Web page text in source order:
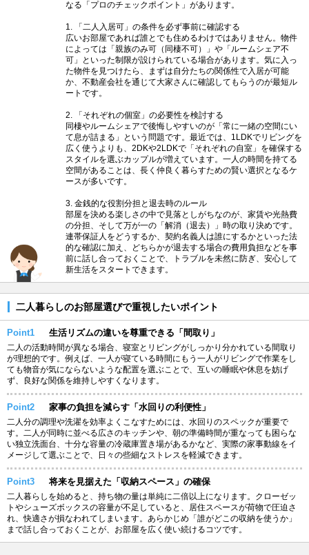
なる「プロのチェックポイント」があります。
1. 「二人入居可」の条件を必ず事前に確認する
広いお部屋であれば誰とでも住めるわけではありません。物件
によっては「親族のみ可（同棲不可）」や「ルームシェア不
可」といった制限が設けられている場合があります。気に入っ
た物件を見つけたら、まずは自分たちの関係性で入居が可能
か、不動産会社を通じて大家さんに確認してもらうのが最短ル
ートです。
2. 「それぞれの個室」の必要性を検討する
同棲やルームシェアで後悔しやすいのが「常に一緒の空間にい
て息が詰まる」という問題です。最近では、1LDKでリビングを
広く使うよりも、2DKや2LDKで「それぞれの自室」を確保する
スタイルを選ぶカップルが増えています。一人の時間を持てる
空間があることは、長く仲良く暮らすための賢い選択となるケ
ースが多いです。
3. 金銭的な役割分担と退去時のルール
部屋を決める楽しさの中で見落としがちなのが、家賃や光熱費
の分担、そして万が一の「解消（退去）」時の取り決めです。
連帯保証人をどうするか、契約名義人は誰にするかといった法
的な確認に加え、どちらかが退去する場合の費用負担などを事
前に話し合っておくことで、トラブルを未然に防ぎ、安心して
新生活をスタートできます。
二人暮らしのお部屋選びで重視したいポイント
Point1 生活リズムの違いを尊重できる「間取り」
二人の活動時間が異なる場合、寝室とリビングがしっかり分かれている間取り
が理想的です。例えば、一人が寝ている時間にもう一人がリビングで作業をし
ても物音が気にならないような配置を選ぶことで、互いの睡眠や休息を妨げ
ず、良好な関係を維持しやすくなります。
Point2 家事の負担を減らす「水回りの利便性」
二人分の調理や洗濯を効率よくこなすためには、水回りのスペックが重要で
す。二人が同時に並べる広さのキッチンや、朝の準備時間が重なっても困らな
い独立洗面台、十分な容量の冷蔵庫置き場があるかなど、実際の家事動線をイ
メージして選ぶことで、日々の些細なストレスを軽減できます。
Point3 将来を見据えた「収納スペース」の確保
二人暮らしを始めると、持ち物の量は単純に二倍以上になります。クローゼッ
トやシューズボックスの容量が不足していると、居住スペースが荷物で圧迫さ
れ、快適さが損なわれてしまいます。あらかじめ「誰がどこの収納を使うか」
まで話し合っておくことが、お部屋を広く使い続けるコツです。